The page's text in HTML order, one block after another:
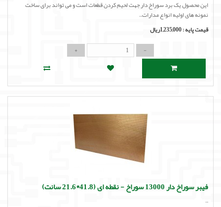
این محصول یک برد سوراخ دار جهت لحیم کردن قطعات است و می تواند برای ساخت
نمونه های اولیه انواع مدارات..
قیمت پایه :1,235,000ریال
فیبر سوراخ دار 13000 سوراخ - نقطه ای (41.8*21.6 سانت)
..